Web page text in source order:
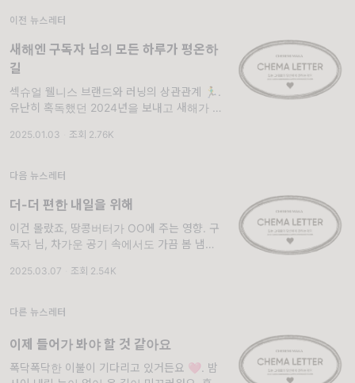
이전 뉴스레터
새해엔 구독자 님의 모든 하루가 평온하
길
섹슈얼 웰니스 브랜드와 러닝의 상관관계 🏃‍♂️.
유난히 혹독했던 2024년을 보내고 새해가 밝
와 재생을 상징하는 해라고 하는데요. 새해에는
2025.01.03 조회 2.76K
다음 뉴스레터
더-더 편한 내일을 위해
이건 몰랐죠, 땅콩버터가 OO에 주는 영향. 구
독자 님, 차가운 공기 속에서도 가끔 봄 냄새를
으로 물들 걸 생각하니 벌써 설레는 3월입니다.
2025.03.07 조회 2.54K
다른 뉴스레터
이제 들어가 봐야 할 것 같아요
폭닥폭닥한 이불이 기다리고 있거든요 🩷. 밤